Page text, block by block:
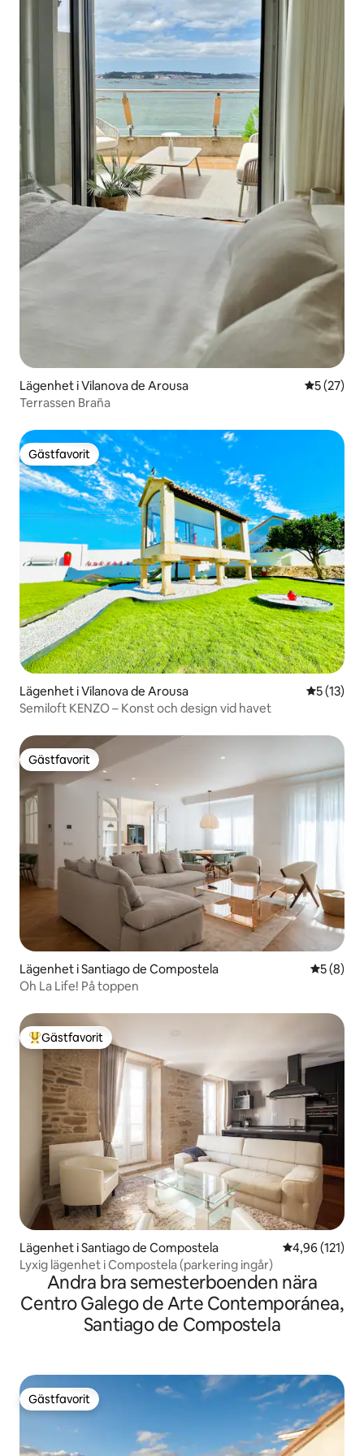
Lägenhet i Vilanova de Arousa 5 av 5 i
5 (27)
Terrassen Braña
Gästfavorit
Gästfavorit
Lägenhet i Vilanova de Arousa 5 av 5 i
5 (13)
Semiloft KENZO – Konst och design vid havet
Gästfavorit
Gästfavorit
Lägenhet i Santiago de Compostela 5 av 5 i
5 (8)
Oh La Life! På toppen
Populär gästfavorit
Gästfavorit
Lägenhet i Santiago de Compostela 4,96 av 5 i
4,96 (121)
Lyxig lägenhet i Compostela (parkering ingår)
Andra bra semesterboenden nära
Centro Galego de Arte Contemporánea,
Santiago de Compostela
Gästfavorit
Gästfavorit